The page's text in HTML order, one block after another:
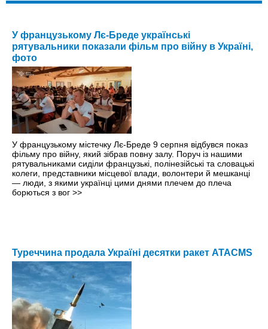
У французькому Лє-Бреде українські
рятувальники показали фільм про війну в Україні,
фото
У французькому містечку Лє-Бреде 9 серпня відбувся показ
фільму про війну, який зібрав повну залу. Поруч із нашими
рятувальниками сиділи французькі, полінезійські та словацькі
колеги, представники місцевої влади, волонтери й мешканці
— люди, з якими українці цими днями плечем до плеча
борються з вог >>
Туреччина продала Україні десятки ракет ATACMS